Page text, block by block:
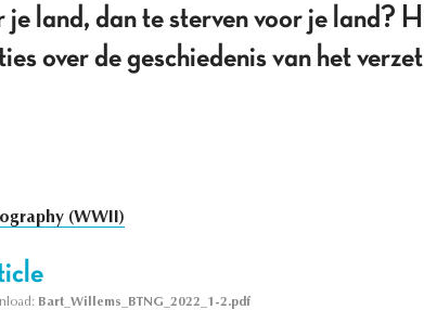
je land, dan te sterven voor je land?
over de geschiedenis van het
(WWII)
Bart_Willems_BTNG_2022_1-2.pdf